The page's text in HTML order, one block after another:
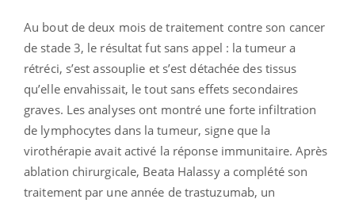
Au bout de deux mois de traitement contre son cancer
de stade 3, le résultat fut sans appel : la tumeur a
rétréci, s’est assouplie et s’est détachée des tissus
qu’elle envahissait, le tout sans effets secondaires
graves. Les analyses ont montré une forte infiltration
de lymphocytes dans la tumeur, signe que la
virothérapie avait activé la réponse immunitaire. Après
ablation chirurgicale, Beata Halassy a complété son
traitement par une année de trastuzumab, un